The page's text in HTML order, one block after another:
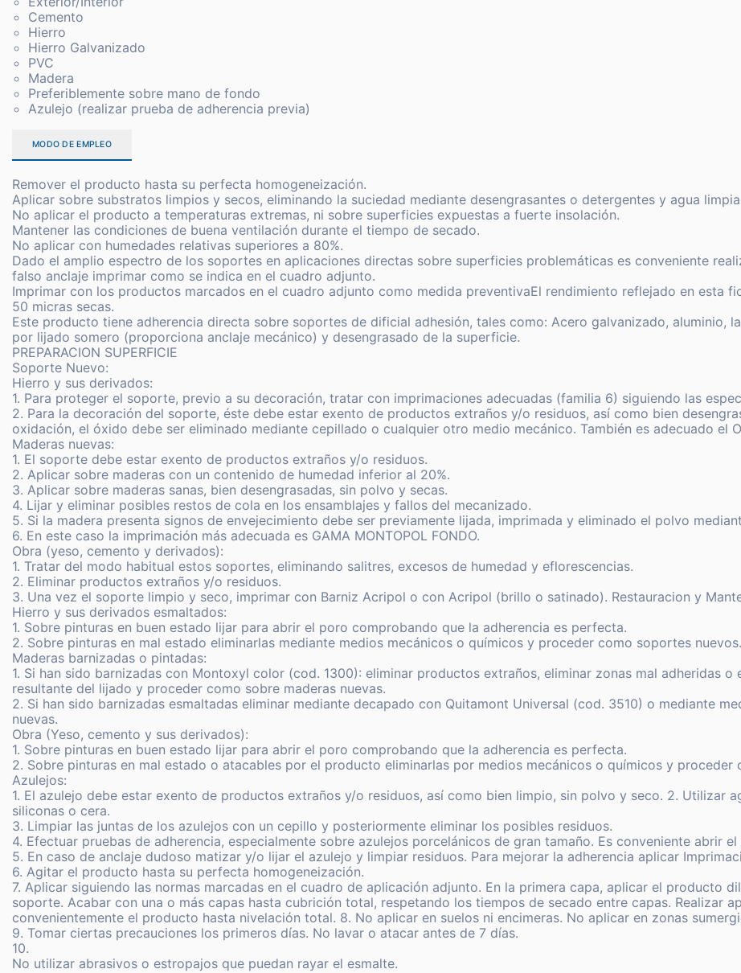
Cemento
Hierro
Hierro Galvanizado
PVC
Madera
Preferiblemente sobre mano de fondo
Azulejo (realizar prueba de adherencia previa)
MODO DE EMPLEO
Remover el producto hasta su perfecta homogeneización.
Aplicar sobre substratos limpios y secos, eliminando la suciedad mediante desengrasantes o detergentes y agua
No aplicar el producto a temperaturas extremas, ni sobre superficies expuestas a fuerte insolación.
Mantener las condiciones de buena ventilación durante el tiempo de secado.
No aplicar con humedades relativas superiores a 80%.
Dado el amplio espectro de los soportes en aplicaciones directas sobre superficies problemáticas es conveniente
falso anclaje imprimar como se indica en el cuadro adjunto.
Imprimar con los productos marcados en el cuadro adjunto como medida preventivaEl rendimiento reflejado en esta
50 micras secas.
Este producto tiene adherencia directa sobre soportes de dificial adhesión, tales como: Acero galvanizado, aluminio,
por lijado somero (proporciona anclaje mecánico) y desengrasado de la superficie.
PREPARACION SUPERFICIE
Soporte Nuevo:
Hierro y sus derivados:
1. Para proteger el soporte, previo a su decoración, tratar con imprimaciones adecuadas (familia 6) siguiendo las
2. Para la decoración del soporte, éste debe estar exento de productos extraños y/o residuos, así como bien
oxidación, el óxido debe ser eliminado mediante cepillado o cualquier otro medio mecánico. También es adecuado el
Maderas nuevas:
1. El soporte debe estar exento de productos extraños y/o residuos.
2. Aplicar sobre maderas con un contenido de humedad inferior al 20%.
3. Aplicar sobre maderas sanas, bien desengrasadas, sin polvo y secas.
4. Lijar y eliminar posibles restos de cola en los ensamblajes y fallos del mecanizado.
5. Si la madera presenta signos de envejecimiento debe ser previamente lijada, imprimada y eliminado el polvo
6. En este caso la imprimación más adecuada es GAMA MONTOPOL FONDO.
Obra (yeso, cemento y derivados):
1. Tratar del modo habitual estos soportes, eliminando salitres, excesos de humedad y eflorescencias.
2. Eliminar productos extraños y/o residuos.
3. Una vez el soporte limpio y seco, imprimar con Barniz Acripol o con Acripol (brillo o satinado). Restauracion y
Hierro y sus derivados esmaltados:
1. Sobre pinturas en buen estado lijar para abrir el poro comprobando que la adherencia es perfecta.
2. Sobre pinturas en mal estado eliminarlas mediante medios mecánicos o químicos y proceder como soportes nuevos.
Maderas barnizadas o pintadas:
1. Si han sido barnizadas con Montoxyl color (cod. 1300): eliminar productos extraños, eliminar zonas mal adheridas
resultante del lijado y proceder como sobre maderas nuevas.
2. Si han sido barnizadas esmaltadas eliminar mediante decapado con Quitamont Universal (cod. 3510) o mediante
nuevas.
Obra (Yeso, cemento y sus derivados):
1. Sobre pinturas en buen estado lijar para abrir el poro comprobando que la adherencia es perfecta.
2. Sobre pinturas en mal estado o atacables por el producto eliminarlas por medios mecánicos o químicos y proceder
Azulejos:
1. El azulejo debe estar exento de productos extraños y/o residuos, así como bien limpio, sin polvo y seco. 2. Utilizar
siliconas o cera.
3. Limpiar las juntas de los azulejos con un cepillo y posteriormente eliminar los posibles residuos.
4. Efectuar pruebas de adherencia, especialmente sobre azulejos porcelánicos de gran tamaño. Es conveniente abrir el
5. En caso de anclaje dudoso matizar y/o lijar el azulejo y limpiar residuos. Para mejorar la adherencia aplicar
6. Agitar el producto hasta su perfecta homogeneización.
7. Aplicar siguiendo las normas marcadas en el cuadro de aplicación adjunto. En la primera capa, aplicar el producto
soporte. Acabar con una o más capas hasta cubrición total, respetando los tiempos de secado entre capas. Realizar
convenientemente el producto hasta nivelación total. 8. No aplicar en suelos ni encimeras. No aplicar en zonas
9. Tomar ciertas precauciones los primeros días. No lavar o atacar antes de 7 días.
10.
No utilizar abrasivos o estropajos que puedan rayar el esmalte.